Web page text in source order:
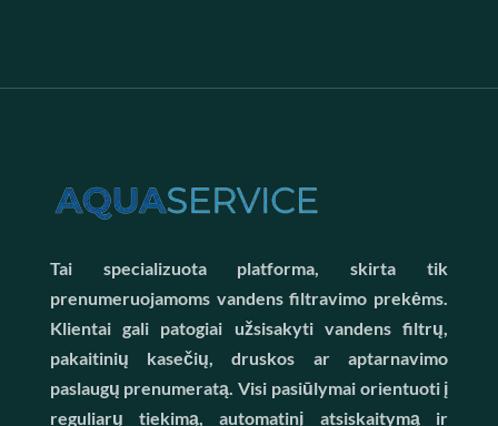
Tai specializuota platforma, skirta tik
prenumeruojamoms vandens filtravimo prekėms.
Klientai gali patogiai užsisakyti vandens filtrų,
pakaitinių kasečių, druskos ar aptarnavimo
paslaugų prenumeratą. Visi pasiūlymai orientuoti į
reguliarų tiekimą, automatinį atsiskaitymą ir